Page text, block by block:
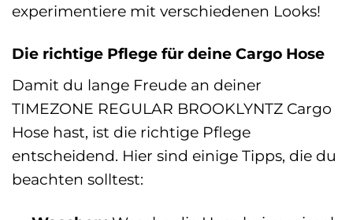
experimentiere mit verschiedenen Looks!
Die richtige Pflege für deine Cargo Hose
Damit du lange Freude an deiner
TIMEZONE REGULAR BROOKLYNTZ Cargo
Hose hast, ist die richtige Pflege
entscheidend. Hier sind einige Tipps, die du
beachten solltest: